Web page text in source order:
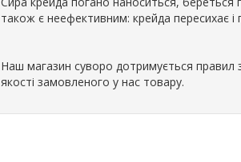
також є неефективним: крейда пересихає і
Наш магазин суворо дотримується правил
якості замовленого у нас товару.